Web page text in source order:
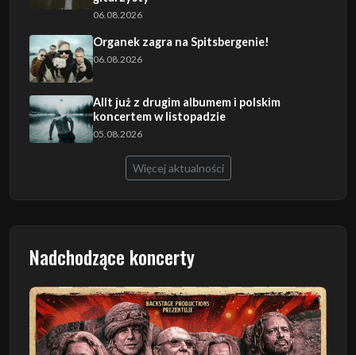
06.08.2026
Organek zagra na Spitsbergenie!
06.08.2026
Allt już z drugim albumem i polskim
koncertem w listopadzie
05.08.2026
Więcej aktualności
Nadchodzące koncerty